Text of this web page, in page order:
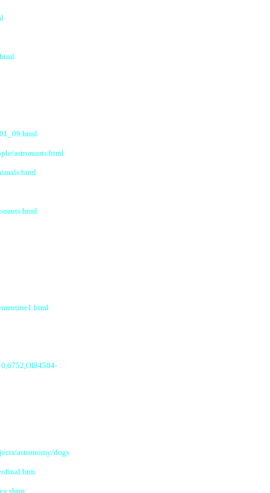
astronauts.html
astronomy/dogs